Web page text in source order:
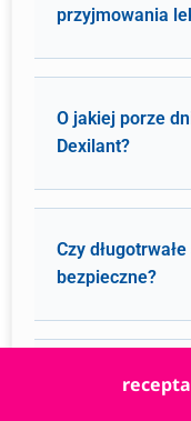
przyjmowania
O jakiej porze
Dexilant?
Czy
bezpieczne?
Po jakim czasie